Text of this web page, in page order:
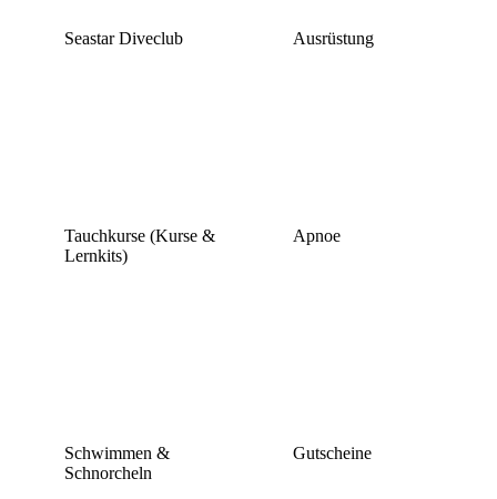
Seastar Diveclub Ausrüstung
Tauchkurse (Kurse &
Lernkits)
Apnoe
Schwimmen &
Schnorcheln
Gutscheine